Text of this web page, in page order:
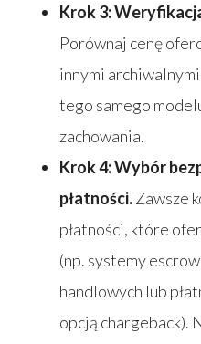
Krok 3:
Porównaj cenę
innymi
tego samego
zachowania.
Krok 4: Wybór
płatności.Zawsze
płatności, które
(np. systemy
handlowych lub
opcją chargeback).